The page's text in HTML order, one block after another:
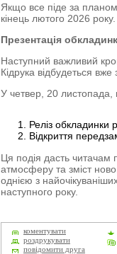
Якщо все піде за
кінець лютого 2026 року.
Презентація
Наступний важливий
Кідрука відбудеться
У четвер, 20 листопада,
Реліз
Відкриття
Ця подія дасть читачам
атмосферу та зміст
однією з
наступного року.
коментувати
роздрукувати
повідомити друга